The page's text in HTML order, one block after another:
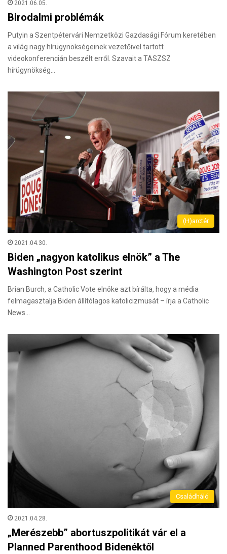
2021.06.05.
Birodalmi problémák
Putyin a Szentpétervári Nemzetközi Gazdasági Fórum keretében
a világ nagy hírügynökségeinek vezetőivel tartott
videokonferencián beszélt erről. Szavait a TASZSZ
hírügynökség…
(H)arctér
2021.04.30.
Biden „nagyon katolikus elnök” a The
Washington Post szerint
Brian Burch, a Catholic Vote elnöke azt bírálta, hogy a média
felmagasztalja Biden állítólagos katolicizmusát – írja a Catholic
News…
Családháló
2021.04.28.
„Merészebb” abortuszpolitikát vár el a
Planned Parenthood Bidenéktől